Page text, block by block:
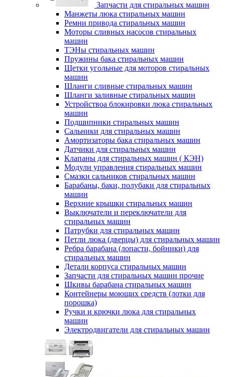
Запчасти для стиральных машин
Манжеты люка стиральных машин
Ремни привода стиральных машин
Моторы сливных насосов стиральных
машин
ТЭНы стиральных машин
Пружины бака стиральных машин
Щетки угольные для моторов стиральных
машин
Шланги сливные стиральных машин
Шланги заливные стиральных машин
Устройствоа блокировки люка стиральных
машин
Подшипники стиральных машин
Сальники для стиральных машин
Амортизаторы бака стиральных машин
Датчики для стиральных машин
Клапаны для стиральных машин ( КЭН)
Модули управления стиральных машин
Смазки сальников стиральных машин
Барабаны, баки, полубаки для стиральных
машин
Верхние крышки стиральных машин
Выключатели и переключатели для
стиральных машин
Патрубки для стиральных машин
Петли люка (дверцы) для стиральных машин
Ребра барабана (лопасти, бойники) для
стиральных машин
Детали корпуса стиральных машин
Запчасти для стиральных машин прочие
Шкивы барабана стиральных машин
Контейнеры моющих средств (лотки для
порошка)
Ручки и крючки люка для стиральных
машин
Электродвигатели для стиральных машин